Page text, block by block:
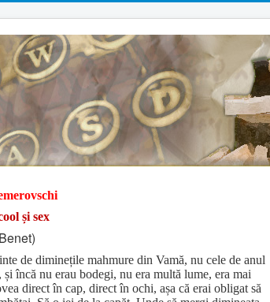
și sex
de diminețile mahmure din Vamă, nu cele de anul
încă nu erau bodegi, nu era multă lume, era mai
direct în cap, direct în ochi, așa că erai obligat să